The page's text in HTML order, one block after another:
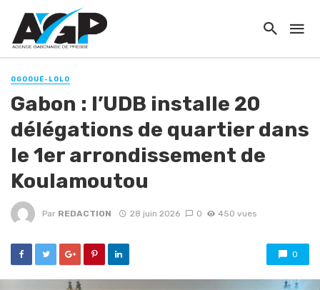
OGOOUÉ-LOLO
Gabon : l’UDB installe 20
délégations de quartier dans
le 1er arrondissement de
Koulamoutou
Par REDACTION 28 juin 2026 0 450 vues
0